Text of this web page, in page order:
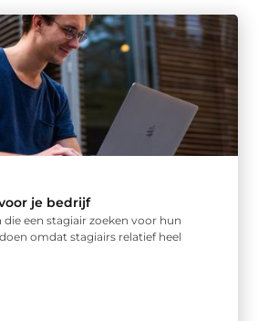
je bedrijf
die een stagiair zoeken voor hun
omdat stagiairs relatief heel